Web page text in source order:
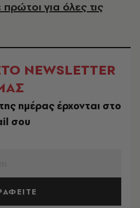
για όλες τις
NEWSLETTER
ημέρας έρχονται στο
σου